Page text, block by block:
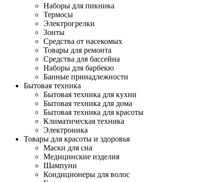
Наборы для пикника
Термосы
Электрогрелки
Зонты
Средства от насекомых
Товары для ремонта
Средства для бассейна
Наборы для барбекю
Банные принадлежности
Бытовая техника
Бытовая техника для кухни
Бытовая техника для дома
Бытовая техника для красоты
Климатическая техника
Электроника
Товары для красоты и здоровья
Маски для сна
Медицинские изделия
Шампуни
Кондиционеры для волос